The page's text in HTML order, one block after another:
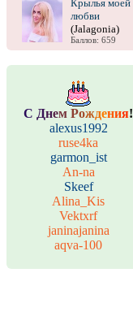
Крылья моей
любви
(Jalagonia)
Баллов: 659
С Днем Рождения!
alexus1992
ruse4ka
garmon_ist
An-na
Skeef
Alina_Kis
Vektxrf
janinajanina
aqva-100